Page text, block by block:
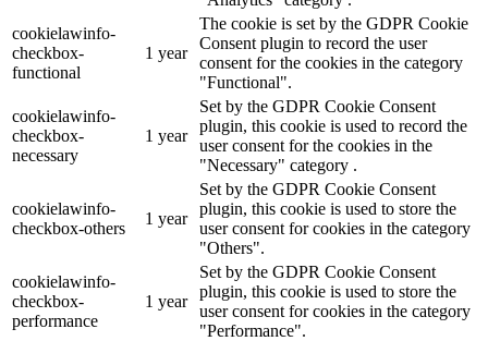
cookielawinfo-
checkbox-
functional
1 year
The cookie is set by the GDPR Cookie
Consent plugin to record the user
consent for the cookies in the category
"Functional".
cookielawinfo-
checkbox-
necessary
1 year
Set by the GDPR Cookie Consent
plugin, this cookie is used to record the
user consent for the cookies in the
"Necessary" category .
cookielawinfo-
checkbox-others
1 year
Set by the GDPR Cookie Consent
plugin, this cookie is used to store the
user consent for cookies in the category
"Others".
cookielawinfo-
checkbox-
performance
1 year
Set by the GDPR Cookie Consent
plugin, this cookie is used to store the
user consent for cookies in the category
"Performance".